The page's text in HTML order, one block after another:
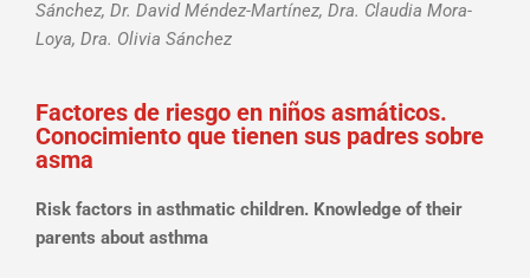
Sánchez, Dr. David Méndez-Martínez, Dra. Claudia Mora-
Loya, Dra. Olivia Sánchez
Factores de riesgo en niños asmáticos.
Conocimiento que tienen sus padres sobre
asma
Risk factors in asthmatic children. Knowledge of their
parents about asthma